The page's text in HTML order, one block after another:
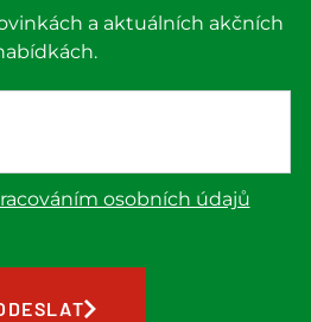
a aktuálních akčních
osobních údajů